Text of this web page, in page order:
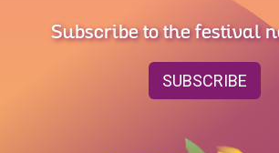
Subscribe to the festival
SUBSCRIBE